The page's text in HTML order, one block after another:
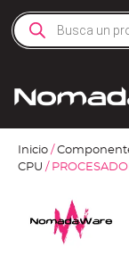
Inicio /
CPU /